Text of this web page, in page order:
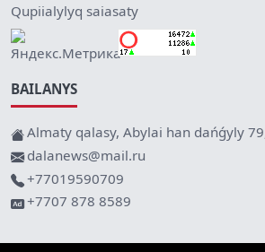
Qupiialylyq saiasaty
BAILANYS
Almaty qalasy, Abylai han dańǵyly
dalanews@mail.ru
+77019590709
+7707 878 8589